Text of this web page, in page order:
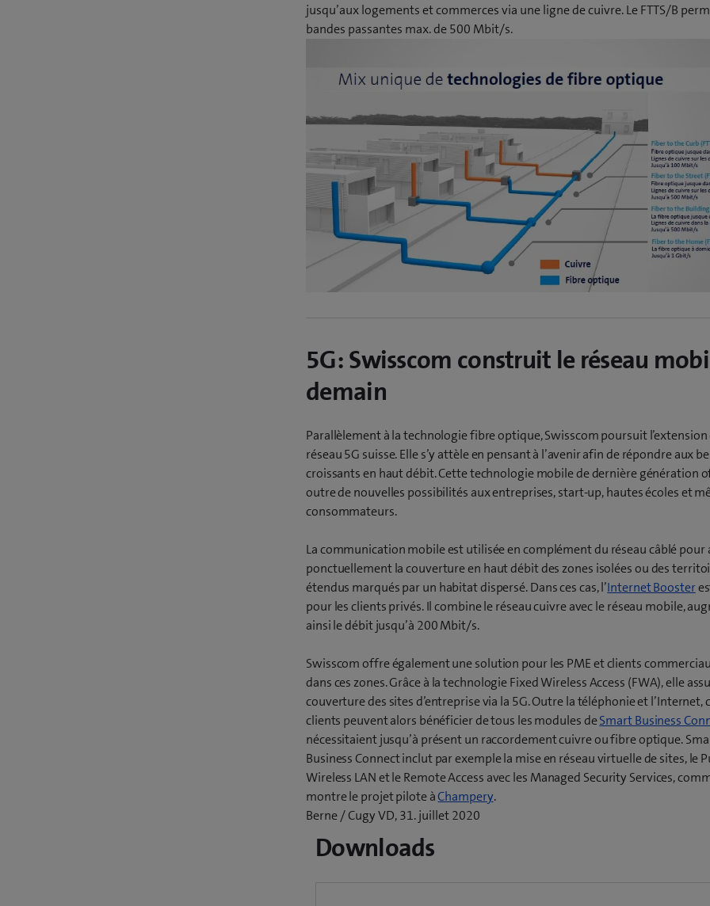
jusqu’aux logements et commerces via une ligne de cuivre. Le FTTS/B
bandes passantes max. de 500 Mbit/s.
5G: Swisscom construit le réseau
demain
Parallèlement à la technologie fibre optique, Swisscom poursuit l’extension
réseau 5G suisse. Elle s’y attèle en pensant à l’avenir afin de répondre aux
croissants en haut débit. Cette technologie mobile de dernière génération
outre de nouvelles possibilités aux entreprises, start-up, hautes écoles et
consommateurs.
La communication mobile est utilisée en complément du réseau câblé pour
ponctuellement la couverture en haut débit des zones isolées ou des
étendus marqués par un habitat dispersé. Dans ces cas, l’Internet Booster
pour les clients privés. Il combine le réseau cuivre avec le réseau mobile,
ainsi le débit jusqu’à 200 Mbit/s.
Swisscom offre également une solution pour les PME et clients
dans ces zones. Grâce à la technologie Fixed Wireless Access (FWA), elle
couverture des sites d’entreprise via la 5G. Outre la téléphonie et l’Internet,
clients peuvent alors bénéficier de tous les modules deSmart Business
nécessitaient jusqu’à présent un raccordement cuivre ou fibre optique.
Business Connect inclut par exemple la mise en réseau virtuelle de sites, le
Wireless LAN et le Remote Access avec les Managed Security Services,
montre le projet pilote àChampery(.
Berne / Cugy VD, 31. juillet 2020
Downloads